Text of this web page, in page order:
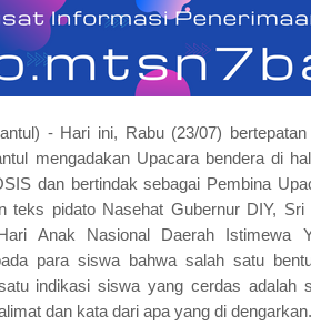
- Hari ini, Rabu (23/07)
mengadakan Upacara bendera di
dan bertindak sebagai Pembina
teks pidato Nasehat Gubernur DIY,
Anak Nasional Daerah Istimewa
para siswa bahwa salah satu
indikasi siswa yang cerdas adalah
dan kata dari apa yang di dengarkan.